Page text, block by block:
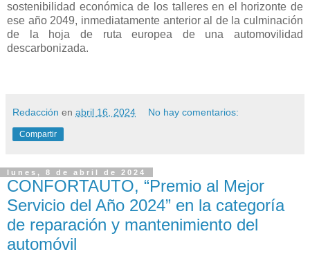
sostenibilidad económica de los talleres en el horizonte de
ese año 2049, inmediatamente anterior al de la culminación
de la hoja de ruta europea de una automovilidad
descarbonizada.
Redacción en abril 16, 2024 No hay comentarios:
Compartir
lunes, 8 de abril de 2024
CONFORTAUTO, “Premio al Mejor
Servicio del Año 2024” en la categoría
de reparación y mantenimiento del
automóvil